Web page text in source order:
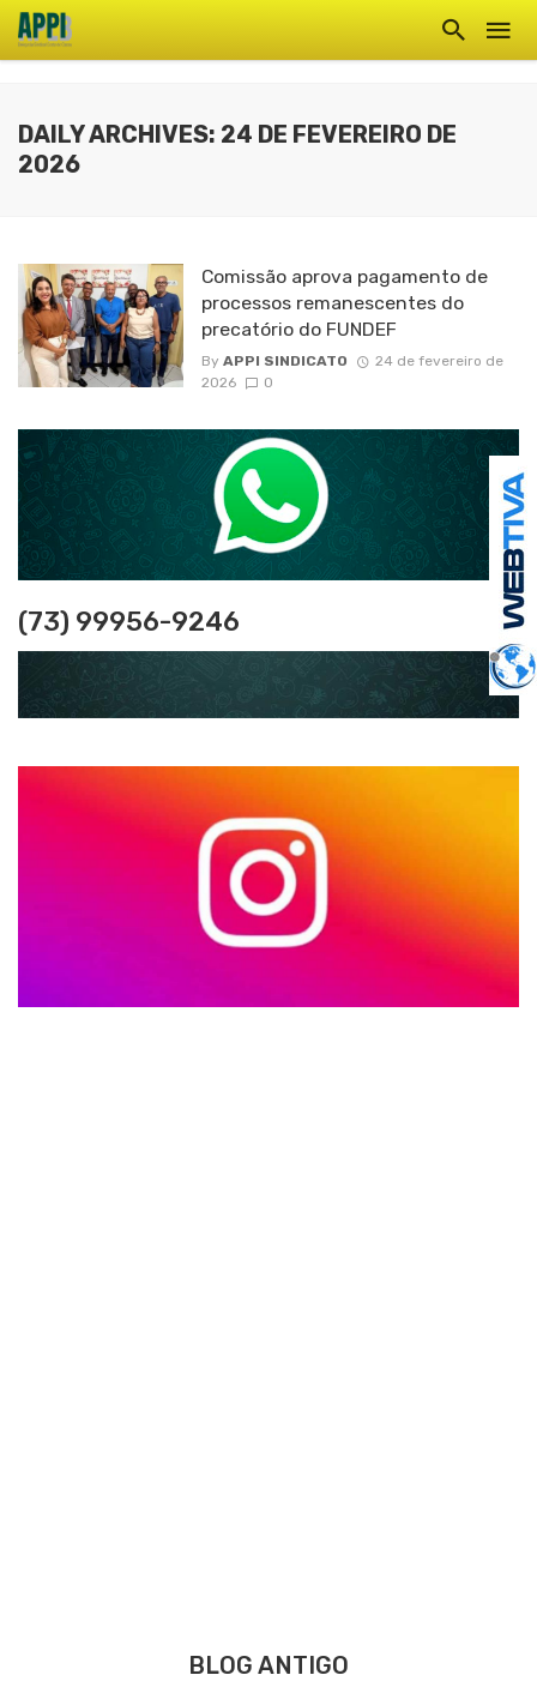
DAILY ARCHIVES: 24 DE FEVEREIRO DE
2026
Comissão aprova pagamento de
processos remanescentes do
precatório do FUNDEF
By APPI SINDICATO
24 de fevereiro de
2026
0
(73) 99956-9246
BLOG ANTIGO